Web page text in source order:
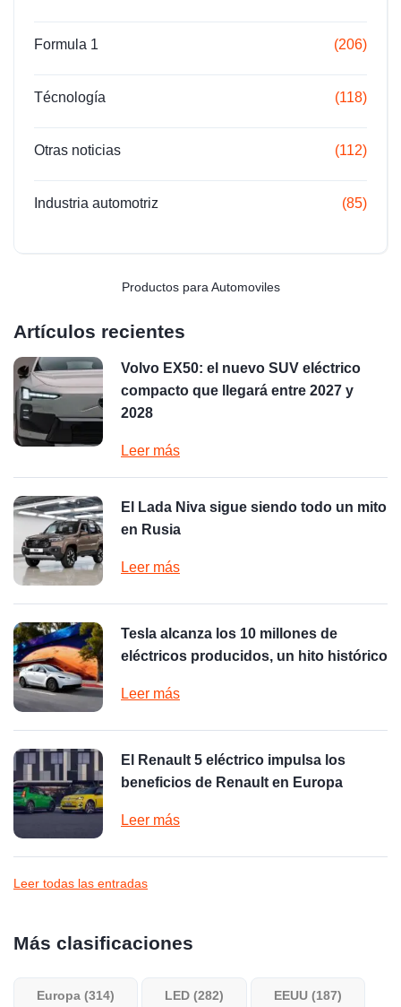
Formula 1 (206)
Técnología (118)
Otras noticias (112)
Industria automotriz (85)
Productos para Automoviles
Artículos recientes
Volvo EX50: el nuevo SUV eléctrico
compacto que llegará entre 2027 y
2028
Leer más
El Lada Niva sigue siendo todo un mito
en Rusia
Leer más
Tesla alcanza los 10 millones de
eléctricos producidos, un hito histórico
Leer más
El Renault 5 eléctrico impulsa los
beneficios de Renault en Europa
Leer más
Leer todas las entradas
Más clasificaciones
Europa (314) LED (282) EEUU (187)